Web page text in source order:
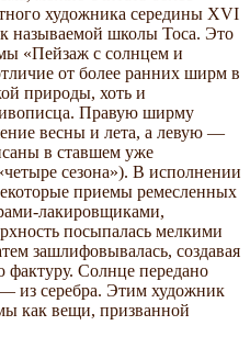
художника середины XVI
называемой школы Тоса. Это
«Пейзаж с солнцем и
от более ранних ширм в
природы, хоть и
Правую ширму
весны и лета, а левую —
в ставшем уже
сезона»). В исполнении
приемы ремесленных
лакировщиками,
посыпалась мелкими
зашлифовывалась, создавая
Солнце передано
из серебра. Этим художник
как вещи, призванной